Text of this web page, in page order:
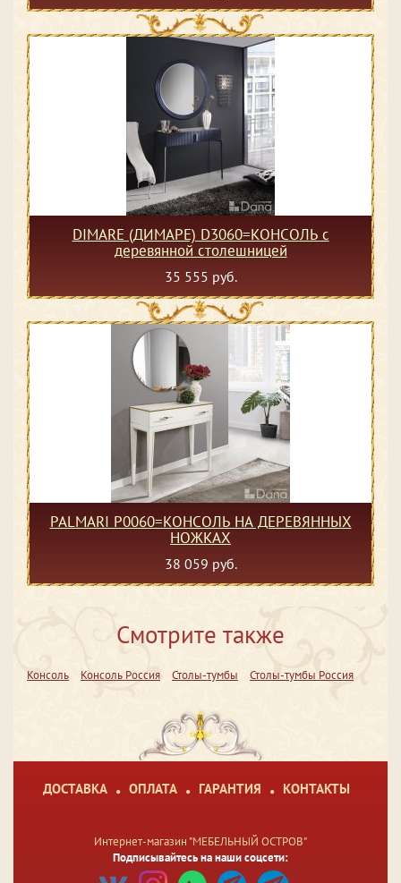
DIMARE (ДИМАРЕ) D3060=КОНСОЛЬ с
деревянной столешницей
35 555 руб.
PALMARI P0060=КОНСОЛЬ НА ДЕРЕВЯННЫХ
НОЖКАХ
38 059 руб.
Смотрите также
Консоль Консоль Россия Столы-тумбы Столы-тумбы Россия
ДОСТАВКА ОПЛАТА ГАРАНТИЯ КОНТАКТЫ
Интернет-магазин "МЕБЕЛЬНЫЙ ОСТРОВ"
Подписывайтесь на наши соцсети: